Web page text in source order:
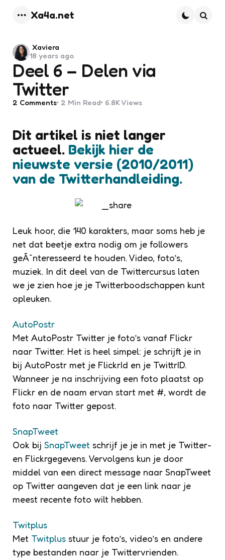
Xa4a.net
Deel 6 – Delen via
Twitter
Posted
by
Xaviera
18 years ago
2 Comments 2 Min Read 6.8K Views
Dit artikel is niet langer
actueel. Bekijk hier de
nieuwste versie (2010/2011)
van de Twitterhandleiding.
Leuk hoor, die 140 karakters, maar soms heb je
net dat beetje extra nodig om je followers
geÃ¯nteresseerd te houden. Video, foto’s,
muziek. In dit deel van de Twittercursus laten
we je zien hoe je je Twitterboodschappen kunt
opleuken.
AutoPostr
Met AutoPostr Twitter je foto’s vanaf Flickr
naar Twitter. Het is heel simpel: je schrijft je in
bij AutoPostr met je FlickrId en je TwittrID.
Wanneer je na inschrijving een foto plaatst op
Flickr en de naam ervan start met #, wordt de
foto naar Twitter gepost.
SnapTweet
Ook bij SnapTweet schrijf je je in met je Twitter-
en Flickrgegevens. Vervolgens kun je door
middel van een direct message naar SnapTweet
op Twitter aangeven dat je een link naar je
meest recente foto wilt hebben.
Twitplus
Met Twitplus stuur je foto’s, video’s en andere
type bestanden naar je Twittervrienden.